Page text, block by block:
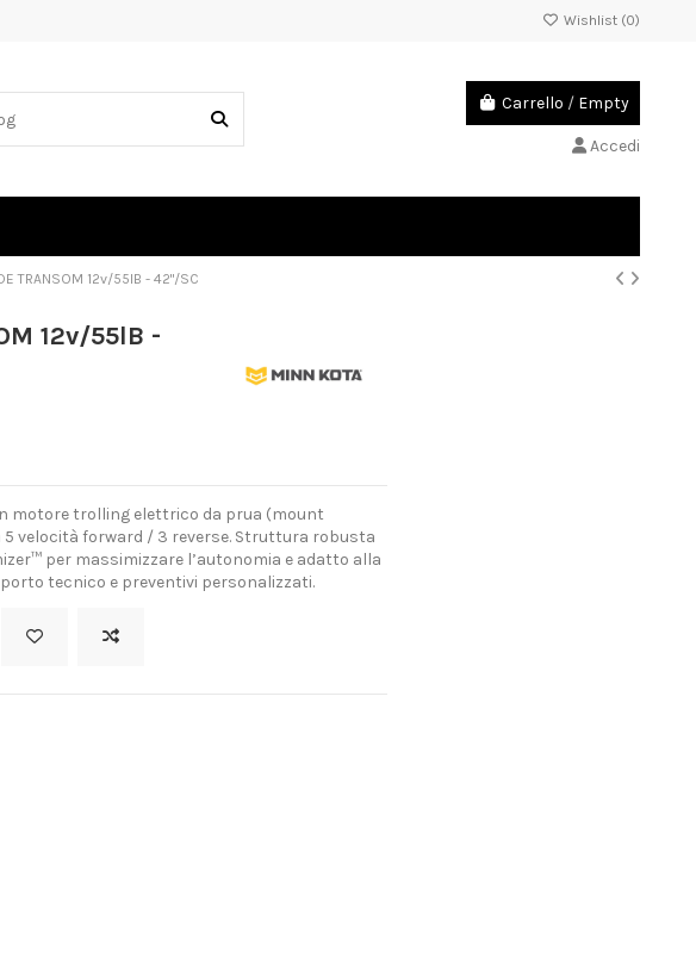
Wishlist (0)
Carrello / Empty
Accedi
TRANSOM 12v/55lB - 42"/SC
12v/55lB -
motore trolling elettrico da prua (mount
5 velocità forward / 3 reverse. Struttura robusta
per massimizzare l’autonomia e adatto alla
tecnico e preventivi personalizzati.